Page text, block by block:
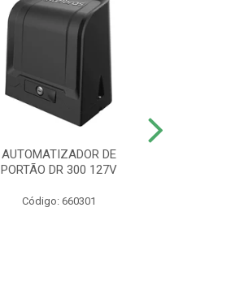
AUTOMATIZADOR DE
PORTÃO DR 300 127V
Código: 660301